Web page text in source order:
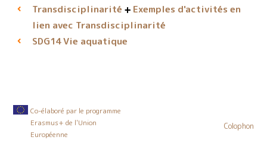
Transdisciplinarité
Exemples d'activités en
lien avec Transdisciplinarité
SDG14Vie aquatique
Co-élaboré par le programme
Erasmus+ de l'Union
Européenne
Colophon